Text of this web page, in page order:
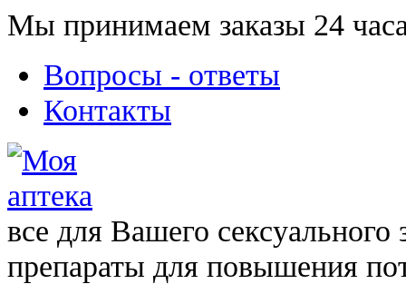
Мы принимаем заказы 24
Вопросы - ответы
Контакты
все для Вашего сексуального
препараты для повышения